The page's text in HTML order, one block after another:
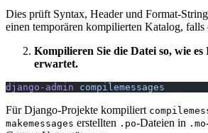
Dies prüft Syntax, Header und Format-
einen temporären kompilierten Katalog,
Kompilieren Sie die Datei so, wie
erwartet.
django-admin compilemessages
Für Django-Projekte kompiliert
makemessages erstellten .po-Dateien in .mo